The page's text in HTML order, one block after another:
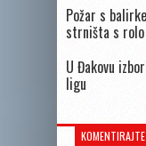
Požar s
strništa s rolo
U Đakovu
ligu
KOMENTIRAJTE